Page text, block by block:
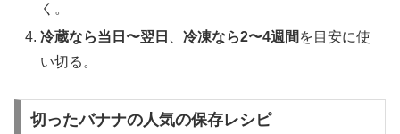
く。
冷蔵なら当日〜翌日
、冷凍なら2〜4週間 を目安に使
い切る。
切ったバナナの人気の保存レシピ